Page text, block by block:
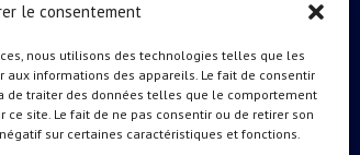
le consentement
nous utilisons des technologies telles que les
aux informations des appareils. Le fait de consentir
de traiter des données telles que le comportement
ce site. Le fait de ne pas consentir ou de retirer son
sur certaines caractéristiques et fonctions.